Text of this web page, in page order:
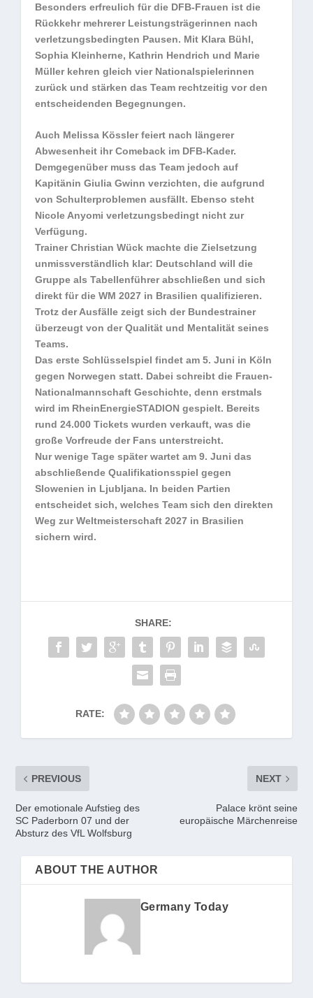
Besonders erfreulich für die DFB-Frauen ist die
Rückkehr mehrerer Leistungsträgerinnen nach
verletzungsbedingten Pausen. Mit Klara Bühl,
Sophia Kleinherne, Kathrin Hendrich und Marie
Müller kehren gleich vier Nationalspielerinnen
zurück und stärken das Team rechtzeitig vor den
entscheidenden Begegnungen.
Auch Melissa Kössler feiert nach längerer
Abwesenheit ihr Comeback im DFB-Kader.
Demgegenüber muss das Team jedoch auf
Kapitänin Giulia Gwinn verzichten, die aufgrund
von Schulterproblemen ausfällt. Ebenso steht
Nicole Anyomi verletzungsbedingt nicht zur
Verfügung.
Trainer Christian Wück machte die Zielsetzung
unmissverständlich klar: Deutschland will die
Gruppe als Tabellenführer abschließen und sich
direkt für die WM 2027 in Brasilien qualifizieren.
Trotz der Ausfälle zeigt sich der Bundestrainer
überzeugt von der Qualität und Mentalität seines
Teams.
Das erste Schlüsselspiel findet am 5. Juni in Köln
gegen Norwegen statt. Dabei schreibt die Frauen-
Nationalmannschaft Geschichte, denn erstmals
wird im RheinEnergieSTADION gespielt. Bereits
rund 24.000 Tickets wurden verkauft, was die
große Vorfreude der Fans unterstreicht.
Nur wenige Tage später wartet am 9. Juni das
abschließende Qualifikationsspiel gegen
Slowenien in Ljubljana. In beiden Partien
entscheidet sich, welches Team sich den direkten
Weg zur Weltmeisterschaft 2027 in Brasilien
sichern wird.
SHARE:
RATE:
PREVIOUS
Der emotionale Aufstieg des
SC Paderborn 07 und der
Absturz des VfL Wolfsburg
NEXT
Palace krönt seine
europäische Märchenreise
ABOUT THE AUTHOR
Germany Today